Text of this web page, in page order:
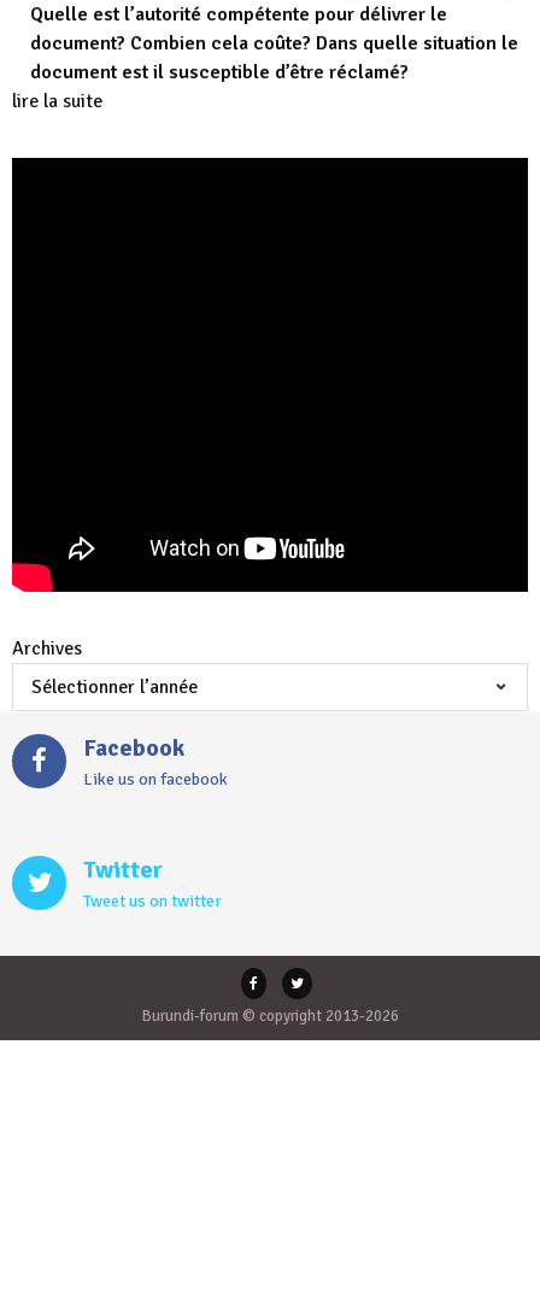
Quelle est l’autorité compétente pour délivrer le
document? Combien cela coûte? Dans quelle situation le
document est il susceptible d’être réclamé?
lire la suite
Archives
Facebook
Like us on facebook
Twitter
Tweet us on twitter
Burundi-forum © copyright 2013-2026